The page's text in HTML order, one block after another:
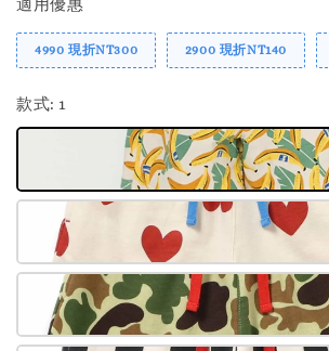
適用優惠
4990 現折NT300 2900 現折NT140
款式: 1